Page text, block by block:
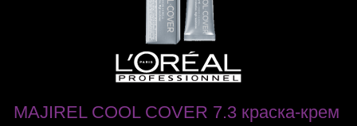
MAJIREL COOL COVER 7.3 краска-крем